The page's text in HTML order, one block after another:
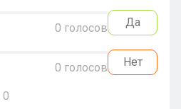
0 голосов Да
0 голосов Нет
0